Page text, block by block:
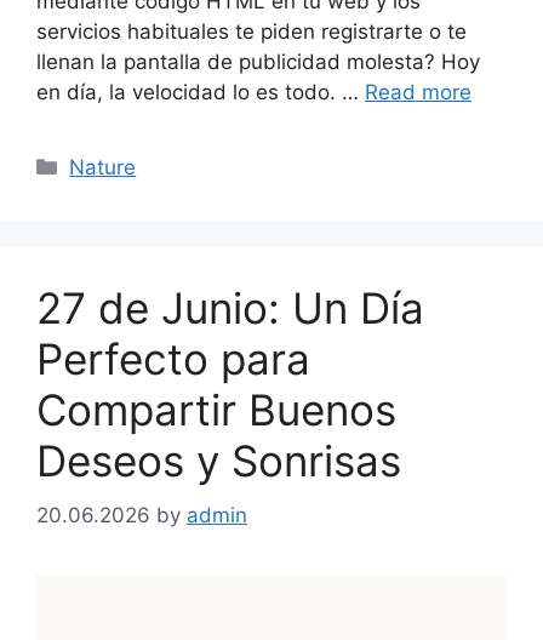
servicios habituales te piden registrarte o te
llenan la pantalla de publicidad molesta? Hoy
en día, la velocidad lo es todo. … Read more
Categories
Nature
27 de Junio: Un Día
Perfecto para
Compartir Buenos
Deseos y Sonrisas
20.06.2026 by admin